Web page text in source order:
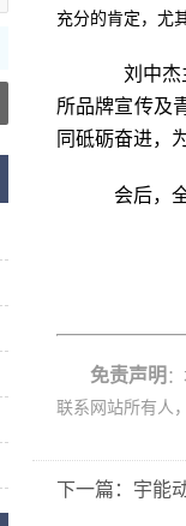
充分的肯定 ，尤
刘中杰
所品牌宣传及
同砥砺奋进，
会后，全
免责声明
联系网站所有人
下一篇：宇能